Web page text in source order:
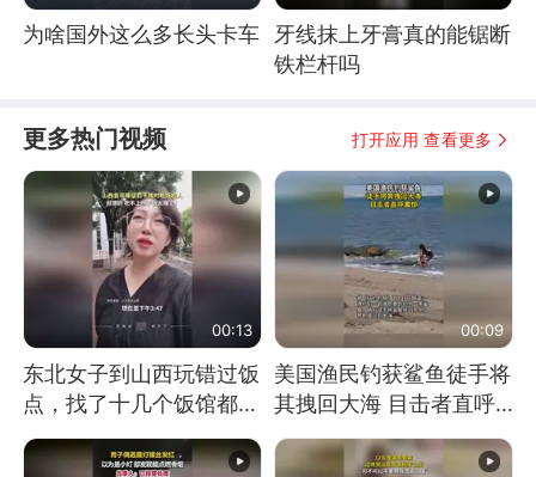
为啥国外这么多长头卡车
牙线抹上牙膏真的能锯断
铁栏杆吗
更多热门视频 打开应用 查看更多
00:13
东北女子到山西玩错过饭
点，找了十几个饭馆都没
开门：午休到几点
00:09
美国渔民钓获鲨鱼徒手将
其拽回大海 目击者直呼
震惊 （视频来源：参考
消息）